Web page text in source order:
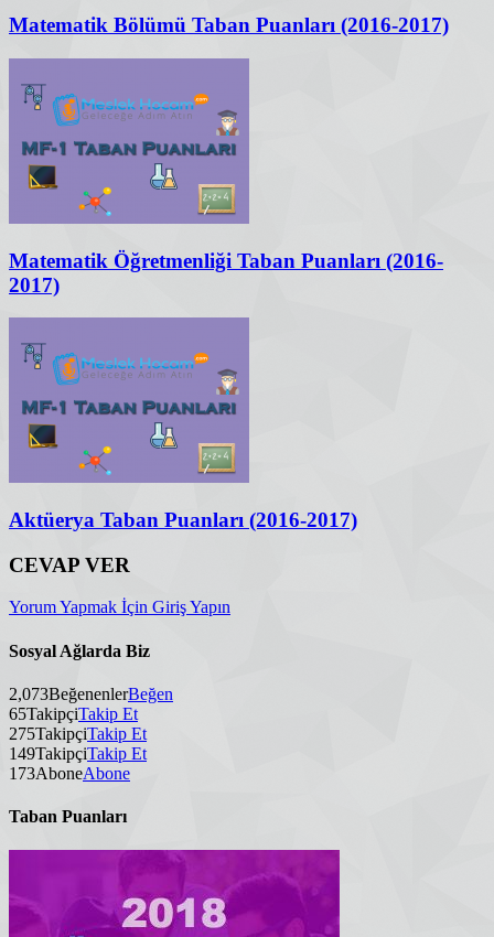
Matematik Bölümü Taban Puanları (2016-2017)
Matematik Öğretmenliği Taban Puanları (2016-
2017)
Aktüerya Taban Puanları (2016-2017)
CEVAP VER
Yorum Yapmak İçin Giriş Yapın
Sosyal Ağlarda Biz
2,073BeğenenlerBeğen
65TakipçiTakip Et
275TakipçiTakip Et
149TakipçiTakip Et
173AboneAbone
Taban Puanları